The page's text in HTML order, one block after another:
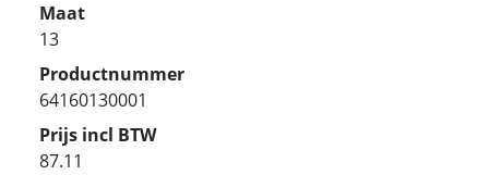
Maat
13
Productnummer
64160130001
Prijs incl BTW
87.11